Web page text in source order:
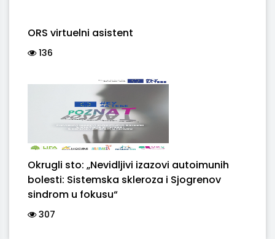
ORS virtuelni asistent
136
Okrugli sto: „Nevidljivi izazovi autoimunih
bolesti: Sistemska skleroza i Sjogrenov
sindrom u fokusu“
307